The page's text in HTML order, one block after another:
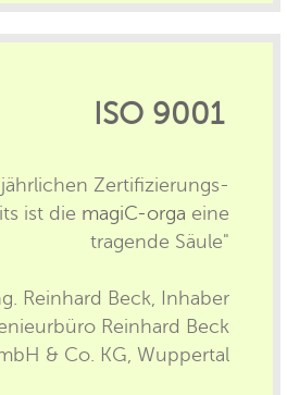
ISO 9001
Zertifizierungs-
ist die magiC-orga eine
tragende Säule"
Reinhard Beck, Inhaber
Reinhard Beck
& Co. KG, Wuppertal